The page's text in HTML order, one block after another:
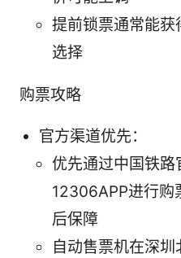
提前锁票通常能获
选择
购票攻略
官方渠道优先：
优先通过中国铁路
12306APP进行购
后保障
自动售票机在深